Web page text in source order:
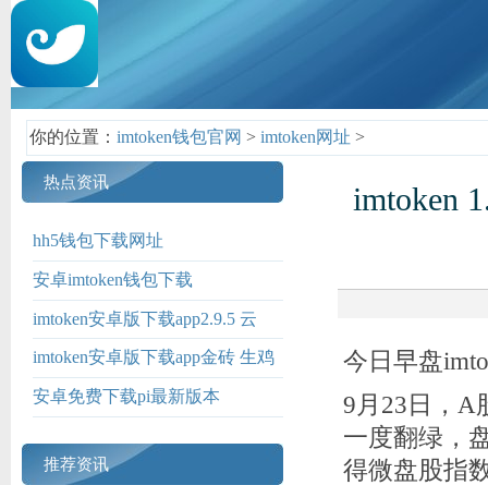
你的位置： imtoken钱包官网 > imtoken网址 >
热点资讯
hh5钱包下载网址
安卓imtoken钱包下载
imtoken安卓版下载app2.9.5 云
南：国防教育点燃边疆爱国戍边
热情
imtoken安卓版下载app金砖 生鸡
蛋更有营养？
安卓免费下载pi最新版本
推荐资讯
imtoken
今日早盘
9月23日，A
一度翻绿，
得微盘股指